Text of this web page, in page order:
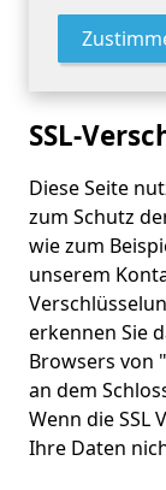
SSL-
Diese Seite
zum Schutz
wie zum
unserem
erkennen Sie
Browsers von
an dem
Wenn die SSL
Ihre Daten